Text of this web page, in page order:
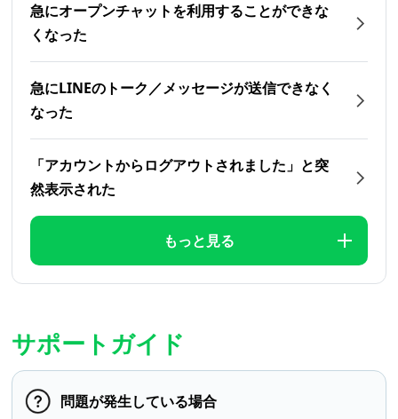
急にオープンチャットを利用することができな
くなった
急にLINEのトーク／メッセージが送信できなく
なった
「アカウントからログアウトされました」と突
然表示された
もっと見る
サポートガイド
問題が発生している場合